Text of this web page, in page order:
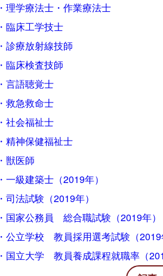
・理学療法士・作業療法士
・臨床工学技士
・診療放射線技師
・臨床検査技師
・言語聴覚士
・救急救命士
・社会福祉士
・精神保健福祉士
・獣医師
・一級建築士（2019年）
・司法試験（2019年）
・国家公務員 総合職試験（2019年）
・公立学校 教員採用選考試験（2019
・国立大学 教員養成課程就職率（